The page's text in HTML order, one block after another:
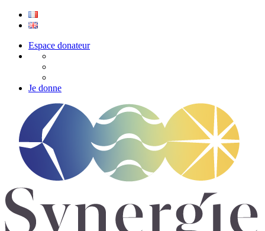
Espace donateur
Je donne